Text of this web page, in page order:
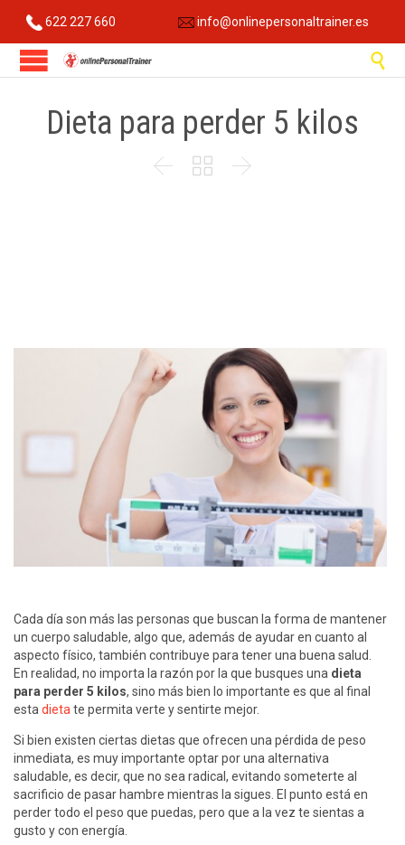
622 227 660 info@onlinepersonaltrainer.es

Dieta para perder 5 kilos
  
Cada día son más las personas que buscan la forma de mantener
un cuerpo saludable, algo que, además de ayudar en cuanto al
aspecto físico, también contribuye para tener una buena salud.
En realidad, no importa la razón por la que busques una dieta
para perder 5 kilos, sino más bien lo importante es que al final
esta dieta te permita verte y sentirte mejor.
Si bien existen ciertas dietas que ofrecen una pérdida de peso
inmediata, es muy importante optar por una alternativa
saludable, es decir, que no sea radical, evitando someterte al
sacrificio de pasar hambre mientras la sigues. El punto está en
perder todo el peso que puedas, pero que a la vez te sientas a
gusto y con energía.